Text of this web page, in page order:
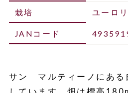
栽培 ユーロ
JANコード
サン マルティーノにある